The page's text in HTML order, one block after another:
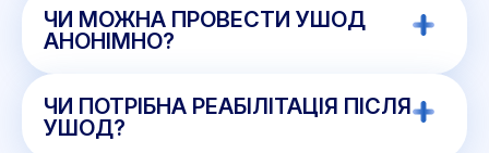
ЧИ МОЖНА ПРОВЕСТИ УШОД
АНОНІМНО?
ЧИ ПОТРІБНА РЕАБІЛІТАЦІЯ ПІСЛЯ
УШОД?